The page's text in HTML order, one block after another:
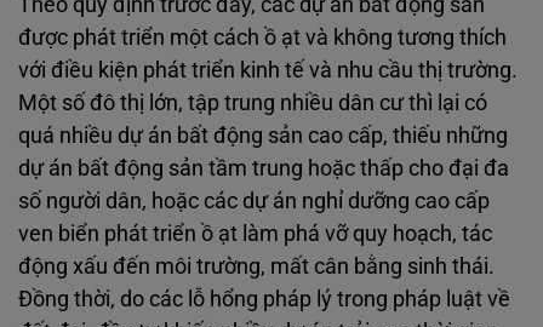
được phát triển một cách ồ ạt và không tương thích
với điều kiện phát triển kinh tế và nhu cầu thị trường.
Một số đô thị lớn, tập trung nhiều dân cư thì lại có
quá nhiều dự án bất động sản cao cấp, thiếu những
dự án bất động sản tầm trung hoặc thấp cho đại đa
số người dân, hoặc các dự án nghỉ dưỡng cao cấp
ven biển phát triển ồ ạt làm phá vỡ quy hoạch, tác
động xấu đến môi trường, mất cân bằng sinh thái.
Đồng thời, do các lỗ hổng pháp lý trong pháp luật về